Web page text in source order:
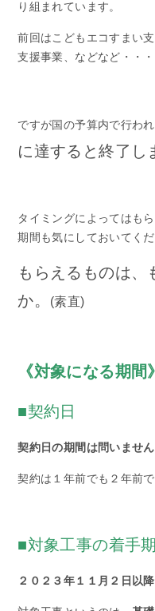
り組まれています。
前回はこどもエコすまい
支援事業、などなど・・・
ですが国の予算内で行わ
に達すると終了し
タイミングによってはも
期間も気にしておいてくだ
もらえるものは、
か。
(素直)
《対象になる期間》
■契約日
契約日の期間は問いません
契約は１年前でも２年前
■対象工事の着手
２０２３年１１月２日以降